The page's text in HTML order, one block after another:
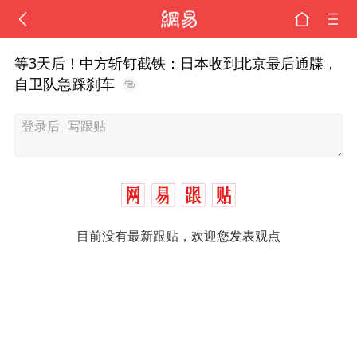
等3天后！中方斩钉截铁：日本收到北京最后通牒，
自卫队急踩刹车
目前没有最新跟贴，欢迎您发表观点